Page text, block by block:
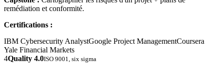
remédiation et conformité.
Certifications :
IBM Cybersecurity AnalystGoogle Project ManagementCoursera
Yale Financial Markets
4Quality 4.0ISO 9001, six sigma